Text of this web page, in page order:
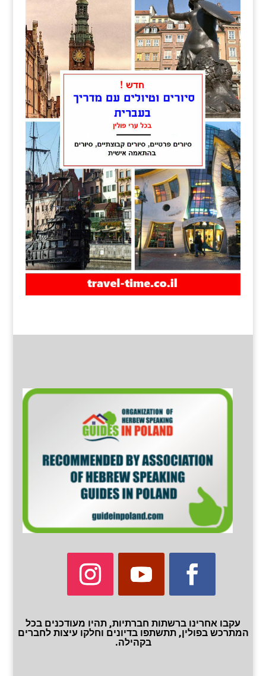
עקבו אחרינו ברשתות חברתיות, תהיו מעודכנים בכל
המתרכש בפולין, תתשתפו בדיונים וחלקו עיצות לחברים
בקהילה.